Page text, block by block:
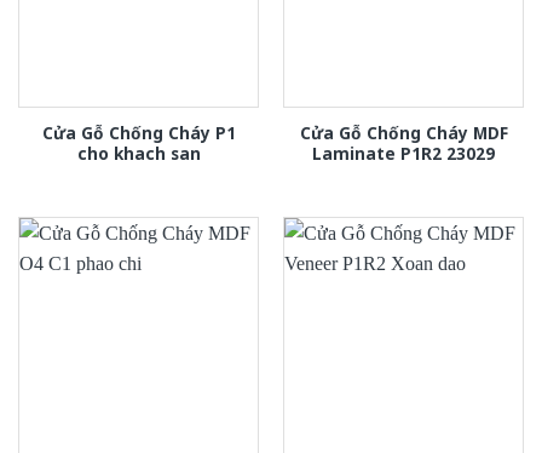
Cửa Gỗ Chống Cháy P1
cho khach san
Cửa Gỗ Chống Cháy MDF
Laminate P1R2 23029